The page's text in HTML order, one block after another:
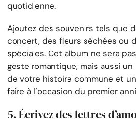
quotidienne.
Ajoutez des souvenirs tels que
concert, des fleurs séchées ou
spéciales. Cet album ne sera
geste romantique, mais aussi
de votre histoire commune et
faire à l’occasion du premier
5. Écrivez des lettres